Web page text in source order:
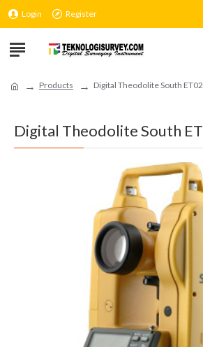
Login Register
Products Digital Theodolite South ET02
Digital Theodolite South